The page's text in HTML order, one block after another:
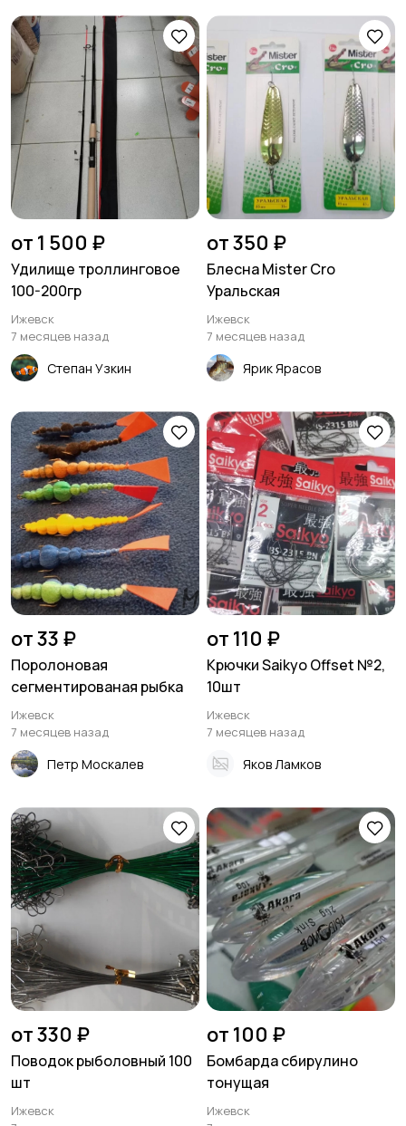
Фонари Тубусы и чехлы
Рюкзаки и сумки Забродная амуниция
Очки и футляры Товары для кемпинга
Лодки Моторы
от 1 500 ₽
Удилище троллинговое
100-200гр
Ижевск
7 месяцев назад
Степан Узкин
от 350 ₽
Блесна Mister Cro
Уральская
Ижевск
7 месяцев назад
Ярик Ярасов
от 33 ₽
Поролоновая
сегментированая рыбка
Ижевск
7 месяцев назад
Петр Москалев
от 110 ₽
Крючки Saikyo Offset №2,
10шт
Ижевск
7 месяцев назад
Яков Ламков
от 330 ₽
Поводок рыболовный 100
шт
Ижевск
от 100 ₽
Бомбарда сбирулино
тонущая
Ижевск